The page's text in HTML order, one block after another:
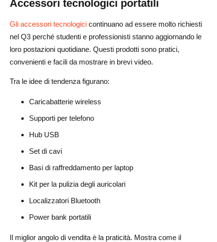
Accessori tecnologici portatili
Gli accessori tecnologici continuano ad essere molto richiesti
nel Q3 perché studenti e professionisti stanno aggiornando le
loro postazioni quotidiane. Questi prodotti sono pratici,
convenienti e facili da mostrare in brevi video.
Tra le idee di tendenza figurano:
Caricabatterie wireless
Supporti per telefono
Hub USB
Set di cavi
Basi di raffreddamento per laptop
Kit per la pulizia degli auricolari
Localizzatori Bluetooth
Power bank portatili
Il miglior angolo di vendita è la praticità. Mostra come il